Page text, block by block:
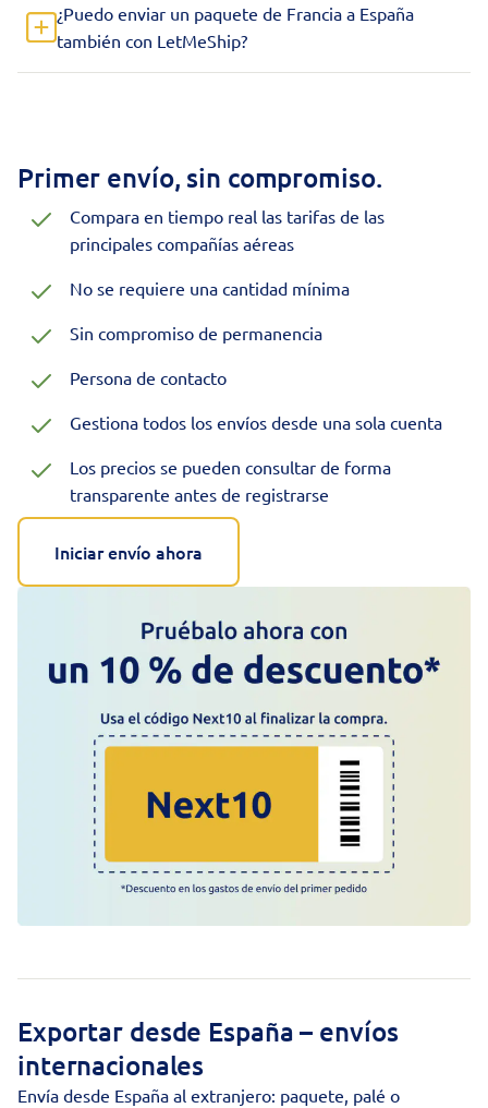
¿Puedo enviar un paquete de Francia a España
también con LetMeShip?
Primer envío, sin compromiso.
Compara en tiempo real las tarifas de las
principales compañías aéreas
No se requiere una cantidad mínima
Sin compromiso de permanencia
Persona de contacto
Gestiona todos los envíos desde una sola cuenta
Los precios se pueden consultar de forma
transparente antes de registrarse
Iniciar envío ahora
Exportar desde España – envíos
internacionales
Envía desde España al extranjero: paquete, palé o